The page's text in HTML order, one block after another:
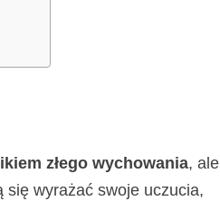
złego wychowania, ale
się wyrażać swoje uczucia,